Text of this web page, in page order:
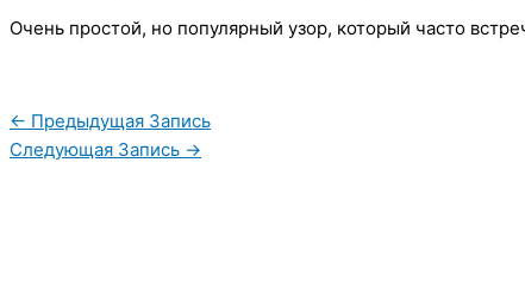
Очень простой, но популярный узор, который часто
← Предыдущая Запись
Следующая Запись →